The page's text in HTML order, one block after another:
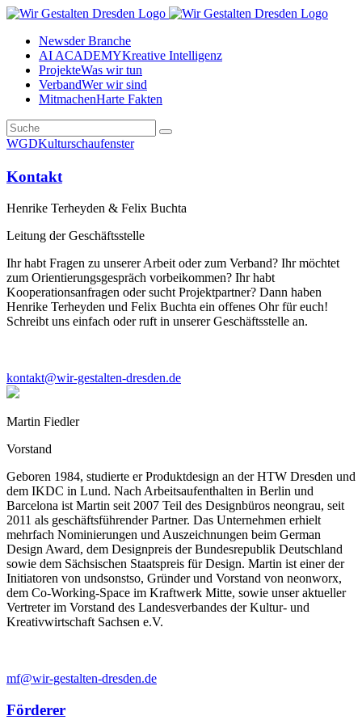
Newsder Branche
AI ACADEMYKreative Intelligenz
ProjekteWas wir tun
VerbandWer wir sind
MitmachenHarte Fakten
WGDKulturschaufenster
Kontakt
Henrike Terheyden & Felix Buchta
Leitung der Geschäftsstelle
Ihr habt Fragen zu unserer Arbeit oder zum Verband? Ihr möchtet
zum Orientierungsgespräch vorbeikommen? Ihr habt
Kooperationsanfragen oder sucht Projektpartner? Dann haben
Henrike Terheyden und Felix Buchta ein offenes Ohr für euch!
Schreibt uns einfach oder ruft in unserer Geschäftsstelle an.
kontakt@wir-gestalten-dresden.de
Martin Fiedler
Vorstand
Geboren 1984, studierte er Produktdesign an der HTW Dresden und
dem IKDC in Lund. Nach Arbeitsaufenthalten in Berlin und
Barcelona ist Martin seit 2007 Teil des Designbüros neongrau, seit
2011 als geschäftsführender Partner. Das Unternehmen erhielt
mehrfach Nominierungen und Auszeichnungen beim German
Design Award, dem Designpreis der Bundesrepublik Deutschland
sowie dem Sächsischen Staatspreis für Design. Martin ist einer der
Initiatoren von undsonstso, Gründer und Vorstand von neonworx,
dem Co-Working-Space im Kraftwerk Mitte, sowie unser aktueller
Vertreter im Vorstand des Landesverbandes der Kultur- und
Kreativwirtschaft Sachsen e.V.
mf@wir-gestalten-dresden.de
Förderer